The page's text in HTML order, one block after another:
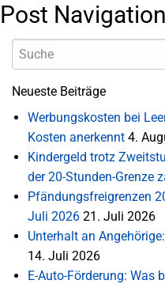
Post Navigation
Neueste Beiträge
Werbungskosten bei
Kosten anerkennt 4.
Kindergeld trotz
der 20-Stunden-Grenze
Pfändungsfreigrenzen
Juli 2026 21. Juli 2026
Unterhalt an
14. Juli 2026
E-Auto-Förderung: Was